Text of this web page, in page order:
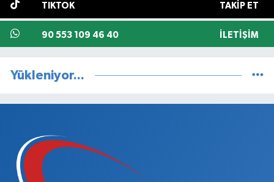
TIKTOK TAKIP ET
90 553 109 46 40 İLETIŞIM
Yükleniyor...